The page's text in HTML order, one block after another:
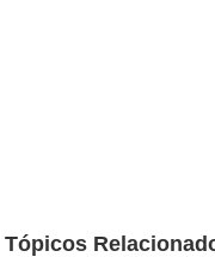
Tópicos